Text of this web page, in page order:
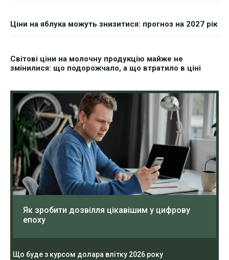
Ціни на яблука можуть знизитися: прогноз на 2027 рік
Світові ціни на молочну продукцію майже не
змінилися: що подорожчало, а що втратило в ціні
Як зробити дозвілля цікавішим у цифрову
епоху
Що буде з курсом долара влітку 2026 року